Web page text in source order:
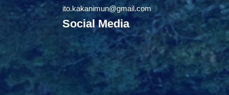
ito.kakanimun@gmail.com
Social Media